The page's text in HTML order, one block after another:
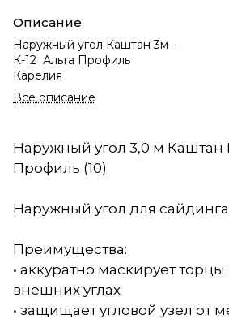
Описание
Наружный угол Каштан 3м -
К-12 Альта Профиль
Карелия
Все описание
Наружный угол 3,0 м Каштан
Профиль (10)
Наружный угол для
Преимущества:
• аккуратно маскирует
внешних углах
• защищает угловой узел от